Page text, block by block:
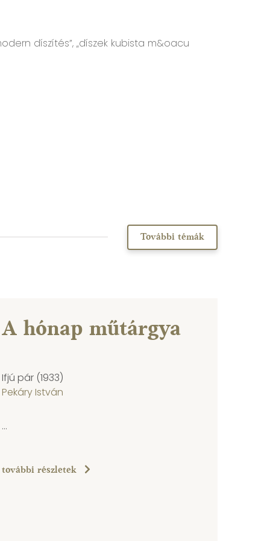
díszítés”, „díszek kubista m&oacu
További témák
A hónap műtárgya
Ifjú pár (1933)
Pekáry István
...
további részletek